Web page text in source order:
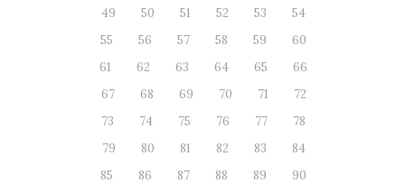
49
50 51 52 53
54
55
56 57 58 59
60
61
62 63 64 65
66
67
68 69 70 71
72
73
74 75 76 77
78
79
80 81 82 83
84
85
86 87 88 89
90